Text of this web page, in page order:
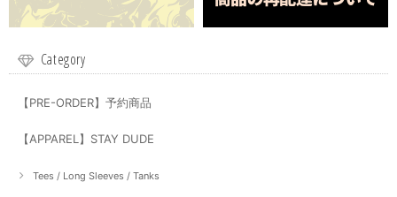
Category
【PRE-ORDER】予約商品
【APPAREL】STAY DUDE
Tees / Long Sleeves / Tanks